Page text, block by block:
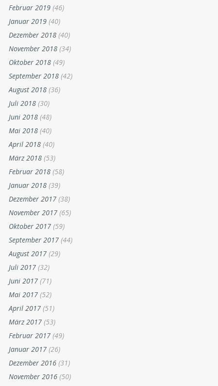
Februar 2019 (46)
Januar 2019 (40)
Dezember 2018 (40)
November 2018 (34)
Oktober 2018 (49)
September 2018 (42)
August 2018 (36)
Juli 2018 (30)
Juni 2018 (48)
Mai 2018 (40)
April 2018 (40)
März 2018 (53)
Februar 2018 (58)
Januar 2018 (39)
Dezember 2017 (38)
November 2017 (65)
Oktober 2017 (59)
September 2017 (44)
August 2017 (29)
Juli 2017 (32)
Juni 2017 (71)
Mai 2017 (52)
April 2017 (51)
März 2017 (53)
Februar 2017 (49)
Januar 2017 (26)
Dezember 2016 (31)
November 2016 (50)